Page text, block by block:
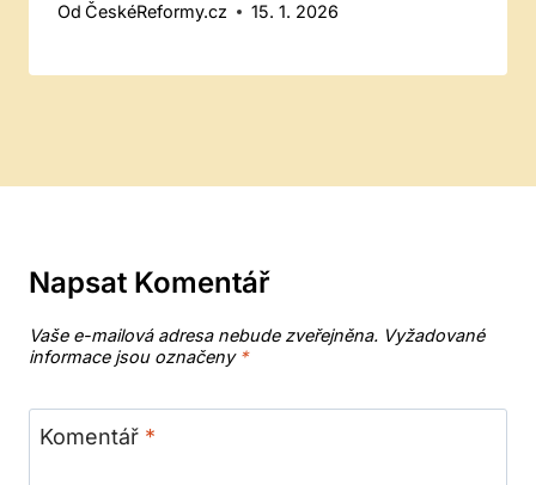
Od ČeskéReformy.cz 15. 1. 2026
Napsat Komentář
Vaše e-mailová adresa nebude zveřejněna. Vyžadované
informace jsou označeny *
Komentář *